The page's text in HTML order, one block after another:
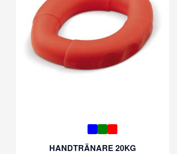
HANDTRÄNARE 20KG